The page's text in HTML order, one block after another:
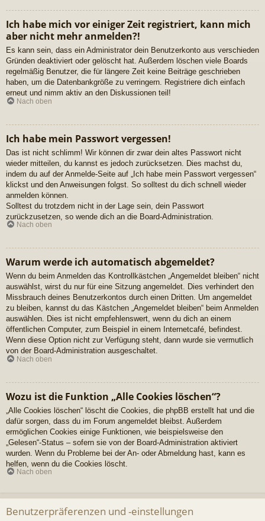
Ich habe mich vor einiger Zeit registriert, kann mich
aber nicht mehr anmelden?!
Es kann sein, dass ein Administrator dein Benutzerkonto aus verschieden
Gründen deaktiviert oder gelöscht hat. Außerdem löschen viele Boards
regelmäßig Benutzer, die für längere Zeit keine Beiträge geschrieben
haben, um die Datenbankgröße zu verringern. Registriere dich einfach
erneut und nimm aktiv an den Diskussionen teil!
Nach oben
Ich habe mein Passwort vergessen!
Das ist nicht schlimm! Wir können dir zwar dein altes Passwort nicht
wieder mitteilen, du kannst es jedoch zurücksetzen. Dies machst du,
indem du auf der Anmelde-Seite auf „Ich habe mein Passwort vergessen“
klickst und den Anweisungen folgst. So solltest du dich schnell wieder
anmelden können.
Solltest du trotzdem nicht in der Lage sein, dein Passwort
zurückzusetzen, so wende dich an die Board-Administration.
Nach oben
Warum werde ich automatisch abgemeldet?
Wenn du beim Anmelden das Kontrollkästchen „Angemeldet bleiben“ nicht
auswählst, wirst du nur für eine Sitzung angemeldet. Dies verhindert den
Missbrauch deines Benutzerkontos durch einen Dritten. Um angemeldet
zu bleiben, kannst du das Kästchen „Angemeldet bleiben“ beim Anmelden
auswählen. Dies ist nicht empfehlenswert, wenn du dich an einem
öffentlichen Computer, zum Beispiel in einem Internetcafé, befindest.
Wenn diese Option nicht zur Verfügung steht, dann wurde sie vermutlich
von der Board-Administration ausgeschaltet.
Nach oben
Wozu ist die Funktion „Alle Cookies löschen“?
„Alle Cookies löschen“ löscht die Cookies, die phpBB erstellt hat und die
dafür sorgen, dass du im Forum angemeldet bleibst. Außerdem
ermöglichen Cookies einige Funktionen, wie beispielsweise den
„Gelesen“-Status – sofern sie von der Board-Administration aktiviert
wurden. Wenn du Probleme bei der An- oder Abmeldung hast, kann es
helfen, wenn du die Cookies löscht.
Nach oben
Benutzerpräferenzen und -einstellungen